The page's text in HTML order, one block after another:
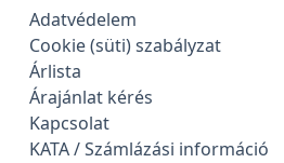
Adatvédelem
Cookie (süti) szabályzat
Árlista
Árajánlat kérés
Kapcsolat
KATA / Számlázási információ